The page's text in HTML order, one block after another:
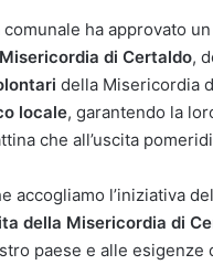
ha approvato
di Certaldo,
della Misericordia
locale, garantendo la
che all’uscita
accogliamo l’iniziativa
della Misericordia di
paese e alle